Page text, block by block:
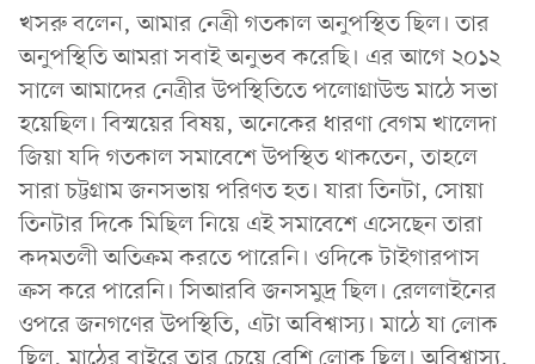
খসরু বলেন, আমার নেত্রী গতকাল অনুপস্থিত ছিল। তার
অনুপস্থিতি আমরা সবাই অনুভব করেছি। এর আগে ২০১২
সালে আমাদের নেত্রীর উপস্থিতিতে পলোগ্রাউন্ড মাঠে সভা
হয়েছিল। বিস্ময়ের বিষয়, অনেকের ধারণা বেগম খালেদা
জিয়া যদি গতকাল সমাবেশে উপস্থিত থাকতেন, তাহলে
সারা চট্টগ্রাম জনসভায় পরিণত হত। যারা তিনটা, সোয়া
তিনটার দিকে মিছিল নিয়ে এই সমাবেশে এসেছেন তারা
কদমতলী অতিক্রম করতে পারেনি। ওদিকে টাইগারপাস
ক্রস করে পারেনি। সিআরবি জনসমুদ্র ছিল। রেললাইনের
ওপরে জনগণের উপস্থিতি, এটা অবিশ্বাস্য। মাঠে যা লোক